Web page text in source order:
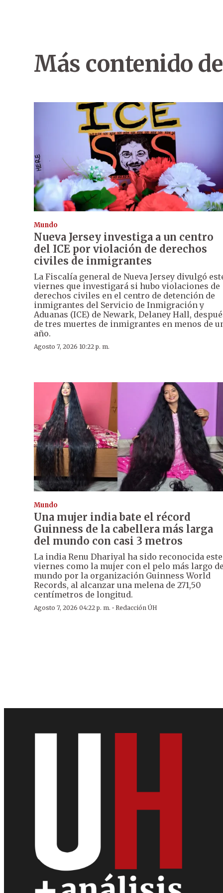
Más contenido
Mundo
Nueva Jersey investiga a un centro
del ICE por violación de derechos
civiles de inmigrantes
La Fiscalía general de Nueva Jersey divulgó
viernes que investigará si hubo violaciones de
derechos civiles en el centro de detención de
inmigrantes del Servicio de Inmigración y
Aduanas (ICE) de Newark, Delaney Hall,
de tres muertes de inmigrantes en menos de
año.
Agosto 7, 2026 10:22 p. m.
Mundo
Una mujer india bate el récord
Guinness de la cabellera más larga
del mundo con casi 3 metros
La india Renu Dhariyal ha sido reconocida este
viernes como la mujer con el pelo más largo
mundo por la organización Guinness World
Records, al alcanzar una melena de 271,50
centímetros de longitud.
Agosto 7, 2026 04:22 p. m. · Redacción ÚH